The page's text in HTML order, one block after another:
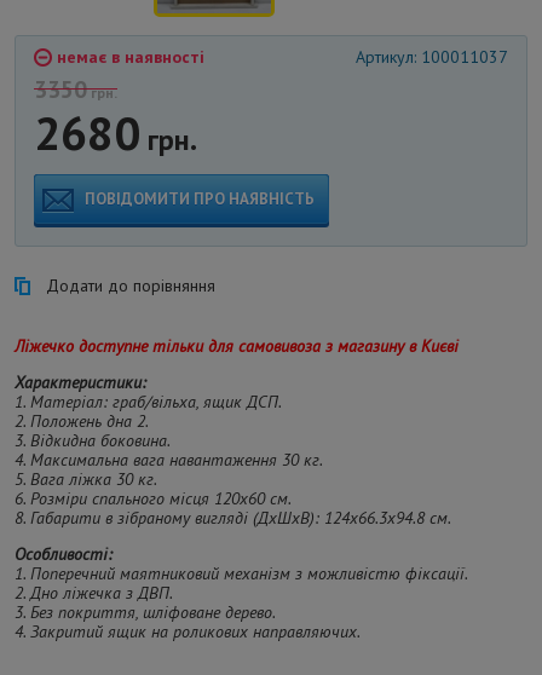
немає в наявності Артикул: 100011037
3350грн.
2680 грн.
ПОВІДОМИТИ ПРО НАЯВНІСТЬ
Додати до порівняння
Ліжечко доступне тільки для самовивоза з магазину в Києві
Характеристики:
1. Матеріал: граб/вільха, ящик ДСП.
2. Положень дна 2.
3. Відкидна боковина.
4. Максимальна вага навантаження 30 кг.
5. Вага ліжка 30 кг.
6. Розміри спального місця 120х60 см.
8. Габарити в зібраному вигляді (ДхШхВ): 124х66.3х94.8 см.
Особливості:
1. Поперечний маятниковий механізм з можливістю фіксації.
2. Дно ліжечка з ДВП.
3. Без покриття, шліфоване дерево.
4. Закритий ящик на роликових направляючих.